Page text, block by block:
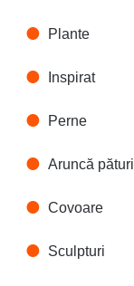
Plante
Inspirat
Perne
Aruncă pături
Covoare
Sculpturi